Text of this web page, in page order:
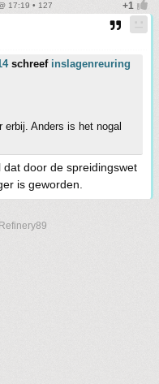
17:19 • 127
schreef inslagenreuring
erbij. Anders is het nogal
door de spreidingswet
is geworden.